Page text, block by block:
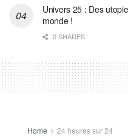
Univers 25 : Des
monde !
0 SHARES
Home 24 heures sur 24